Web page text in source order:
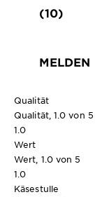
(10)
MELDEN
Qualität
Qualität, 1.0 von 5
1.0
Wert
Wert, 1.0 von 5
1.0
Käsestulle